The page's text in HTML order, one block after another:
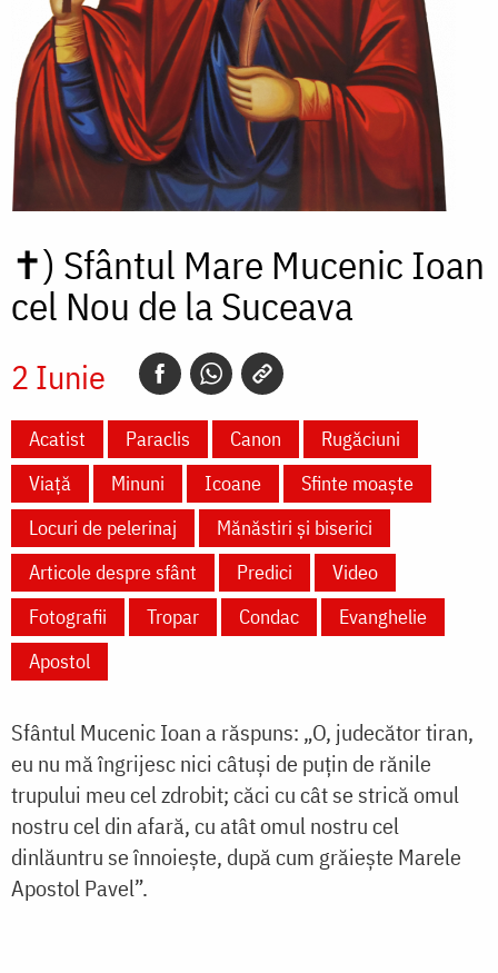
✝) Sfântul Mare Mucenic Ioan
cel Nou de la Suceava
2 Iunie
Acatist Paraclis Canon
Rugăciuni
Viață
Minuni Icoane
Sfinte moaște
Locuri de pelerinaj
Mănăstiri și biserici
Articole despre sfânt
Predici
Video
Fotografii
Tropar Condac
Evanghelie
Apostol
Sfântul Mucenic Ioan a răspuns: „O, judecător tiran,
eu nu mă îngrijesc nici câtuși de puțin de rănile
trupului meu cel zdrobit; căci cu cât se strică omul
nostru cel din afară, cu atât omul nostru cel
dinlăuntru se înnoiește, după cum grăiește Marele
Apostol Pavel”.